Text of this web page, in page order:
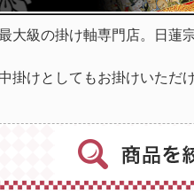
大級の掛け軸専門店。日蓮
掛けとしてもお掛けいただけ